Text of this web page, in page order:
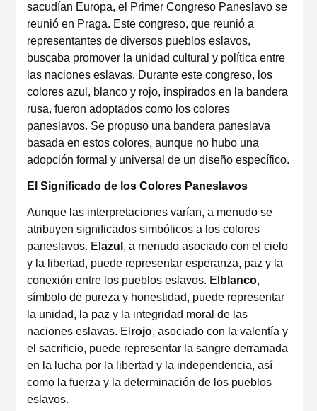
sacudían Europa, el Primer Congreso Paneslavo se
reunió en Praga. Este congreso, que reunió a
representantes de diversos pueblos eslavos,
buscaba promover la unidad cultural y política entre
las naciones eslavas. Durante este congreso, los
colores azul, blanco y rojo, inspirados en la bandera
rusa, fueron adoptados como los colores
paneslavos. Se propuso una bandera paneslava
basada en estos colores, aunque no hubo una
adopción formal y universal de un diseño específico.
El Significado de los Colores Paneslavos
Aunque las interpretaciones varían, a menudo se
atribuyen significados simbólicos a los colores
paneslavos. El azul , a menudo asociado con el cielo
y la libertad, puede representar esperanza, paz y la
conexión entre los pueblos eslavos. El blanco,
símbolo de pureza y honestidad, puede representar
la unidad, la paz y la integridad moral de las
naciones eslavas. El rojo, asociado con la valentía y
el sacrificio, puede representar la sangre derramada
en la lucha por la libertad y la independencia, así
como la fuerza y la determinación de los pueblos
eslavos.